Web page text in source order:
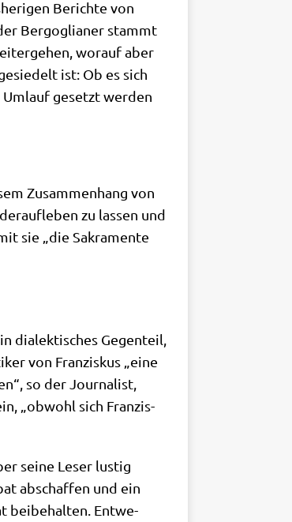
Berich­te von
Berg­o­glia­ner stammt
wor­auf aber
ist: Ob es sich
gesetzt wer­den
Zusam­men­hang von
zu las­sen und
sie „die Sakra­men­te
dia­lek­ti­sches Gegen­teil,
von Fran­zis­kus „eine
so der Jour­na­list,
„obwohl sich Fran­zis­
sei­ne Leser lustig
abschaf­fen und ein
bei­be­hal­ten. Ent­we­